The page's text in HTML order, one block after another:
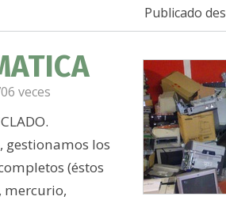
Publicado
veces
gestionamos los
(éstos
mercurio,